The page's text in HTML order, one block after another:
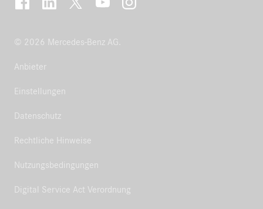
© 2026 Mercedes-Benz AG.
Anbieter
Einstellungen
Datenschutz
Rechtliche Hinweise
Nutzungsbedingungen
Digital Service Act Verordnung